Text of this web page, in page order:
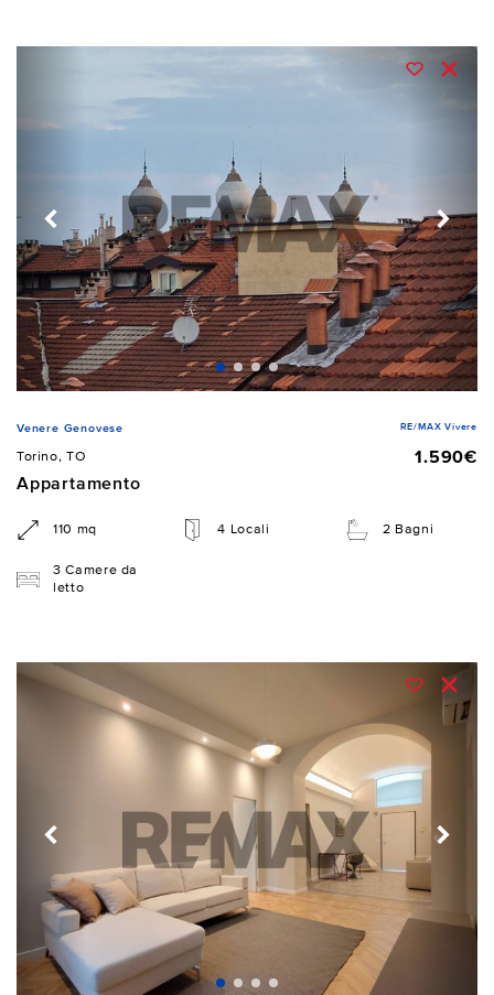
Venere Genovese RE/MAX Vivere
Torino, TO
1.590€
Appartamento
110 mq 4 Locali 2 Bagni
3 Camere da
letto